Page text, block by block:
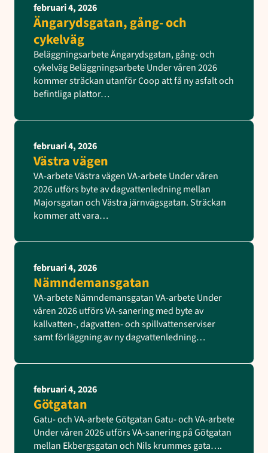
februari 4, 2026
Ängarydsgatan, gång- och
cykelväg
Beläggningsarbete Ängarydsgatan, gång- och
cykelväg Beläggningsarbete Under våren 2026
kommer sträckan utanför Coop att få ny asfalt och
befintliga plattor…
februari 4, 2026
Västra vägen
VA-arbete Västra vägen VA-arbete Under våren
2026 utförs byte av dagvattenledning mellan
Majorsgatan och Västra järnvägsgatan. Sträckan
kommer att vara…
februari 4, 2026
Nämndemansgatan
VA-arbete Nämndemansgatan VA-arbete Under
våren 2026 utförs VA-sanering med byte av
kallvatten-, dagvatten- och spillvattenserviser
samt förläggning av ny dagvattenledning…
februari 4, 2026
Götgatan
Gatu- och VA-arbete Götgatan Gatu- och VA-arbete
Under våren 2026 utförs VA-sanering på Götgatan
mellan Ekbergsgatan och Nils krummes gata….